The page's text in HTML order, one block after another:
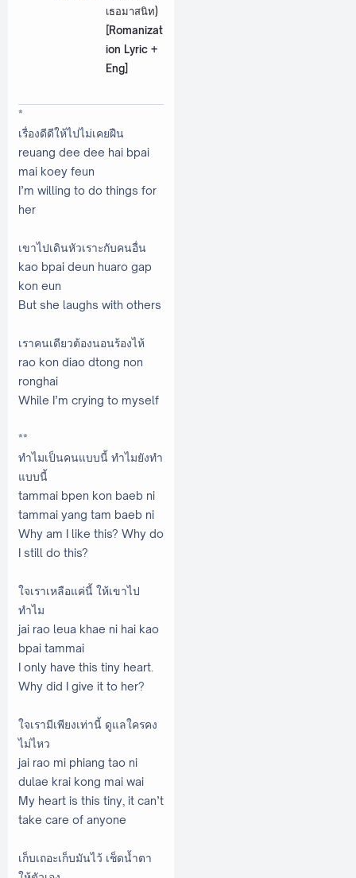
เธอมาสนิท)
[Romanizat
ion Lyric +
Eng]
*
เรื่องดีดีให้ไปไม่เคยฝืน
reuang dee dee hai bpai
mai koey feun
I’m willing to do things for
her
เขาไปเดินหัวเราะกับคนอื่น
kao bpai deun huaro gap
kon eun
But she laughs with others
เราคนเดียวต้องนอนร้องไห้
rao kon diao dtong non
ronghai
While I’m crying to myself
**
ทำไมเป็นคนแบบนี้ ทำไมยังทำ
แบบนี้
tammai bpen kon baeb ni
tammai yang tam baeb ni
Why am I like this? Why do
I still do this?
ใจเราเหลือแค่นี้ ให้เขาไป
ทำไม
jai rao leua khae ni hai kao
bpai tammai
I only have this tiny heart.
Why did I give it to her?
ใจเรามีเพียงเท่านี้ ดูแลใครคง
ไม่ไหว
jai rao mi phiang tao ni
dulae krai kong mai wai
My heart is this tiny, it can’t
take care of anyone
เก็บเถอะเก็บมันไว้ เช็ดน้ำตา